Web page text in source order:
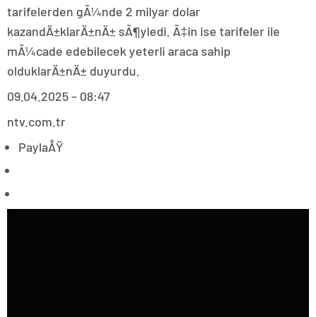
tarifelerden gÃ¼nde 2 milyar dolar
kazandÄ±klarÄ±nÄ± sÃ¶yledi. Ã‡in ise tarifeler ile
mÃ¼cade edebilecek yeterli araca sahip
olduklarÄ±nÄ± duyurdu.
09.04.2025 – 08:47
ntv.com.tr
PaylaÅŸ